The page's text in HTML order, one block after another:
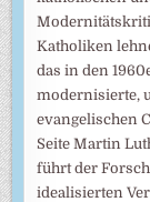
Katholiken
das in den
modernisierte,
evangelischen
Seite Martin
führt der
idealisierten